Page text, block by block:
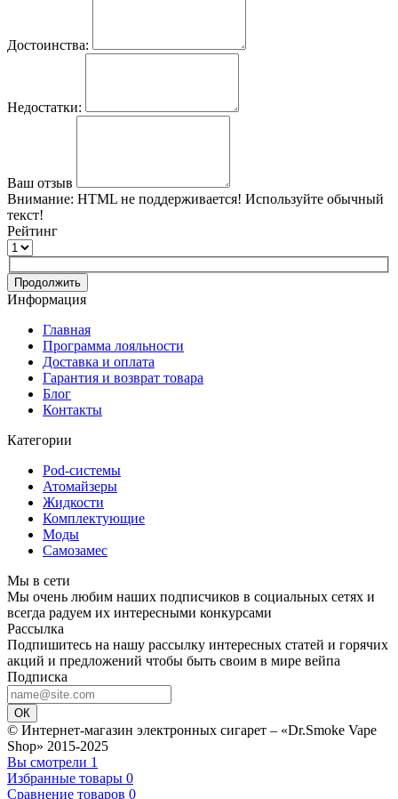
Достоинства:
Недостатки:
Ваш отзыв
Внимание: HTML не поддерживается! Используйте обычный
текст!
Рейтинг
Продолжить
Информация
Главная
Программа лояльности
Доставка и оплата
Гарантия и возврат товара
Блог
Контакты
Категории
Pod-системы
Атомайзеры
Жидкости
Комплектующие
Моды
Самозамес
Мы в сети
Мы очень любим наших подписчиков в социальных сетях и
всегда радуем их интересными конкурсами
Рассылка
Подпишитесь на нашу рассылку интересных статей и горячих
акций и предложений чтобы быть своим в мире вейпа
Подписка
ОК
© Интернет-магазин электронных сигарет – «Dr.Smoke Vape
Shop» 2015-2025
Вы смотрели 1
Избранные товары 0
Сравнение товаров 0